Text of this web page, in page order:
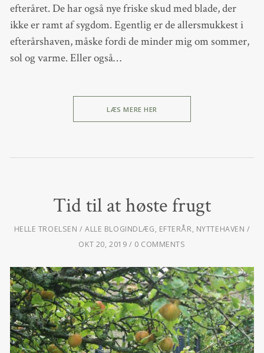
efteråret. De har også nye friske skud med blade, der
ikke er ramt af sygdom. Egentlig er de allersmukkest i
efterårshaven, måske fordi de minder mig om sommer,
sol og varme. Eller også…
LÆS MERE HER
Tid til at høste frugt
HELLE TROELSEN ALLE BLOGINDLÆG, EFTERÅR, NYTTEHAVEN
OKT 20, 2019
0 COMMENTS